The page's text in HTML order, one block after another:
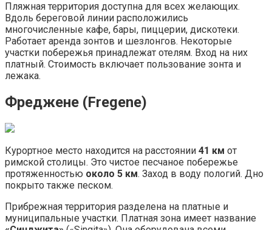
Пляжная территория доступна для всех желающих.
Вдоль береговой линии расположились
многочисленные кафе, бары, пиццерии, дискотеки.
Работает аренда зонтов и шезлонгов. Некоторые
участки побережья принадлежат отелям. Вход на них
платный. Стоимость включает пользование зонта и
лежака.
Фреджене (Fregene)
Курортное место находится на расстоянии 41 км от
римской столицы. Это чистое песчаное побережье
протяженностью около 5 км. Заход в воду пологий. Дно
покрыто также песком.
Прибрежная территория разделена на платные и
муниципальные участки. Платная зона имеет название